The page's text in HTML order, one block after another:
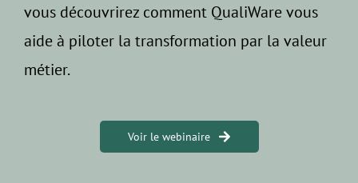
vous découvrirez comment QualiWare vous
aide à piloter la transformation par la valeur
métier.
Voir le webinaire